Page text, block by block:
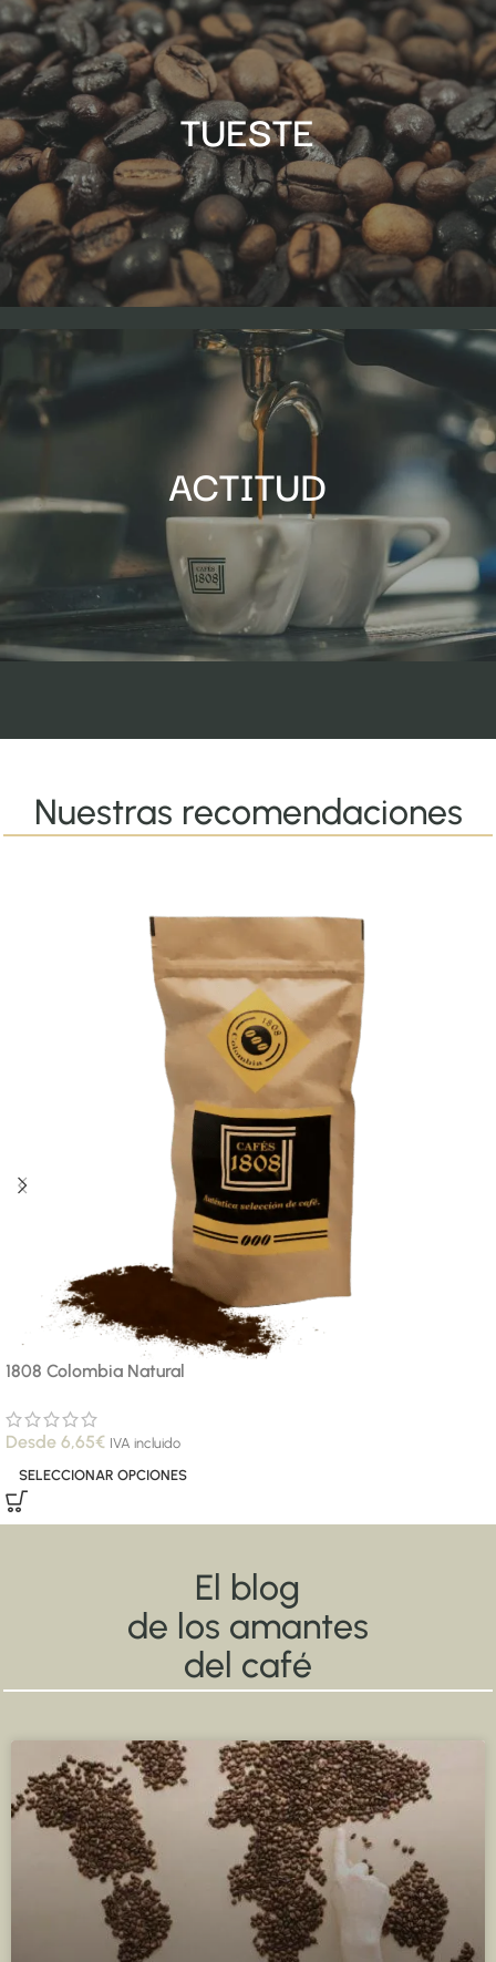
TUESTE
TUESTE
El tueste del café 1808 es100% natural . Nuestro
equipo controla la temperatura y el tiempo de
tostado de formaartesanal para asegurar que se
conservan y potencian todas laspropiedades y
beneficios del café.
ACTITUD
ACTITUD
En Cafés 1808 creemos en la naturalidad y en el
trabajo hecho con mimo y respeto.Apostamos por
producción sostenible y consciente,prestando
atención a cada detalle para
cuidar a nuestros
clientes, trabajadores y proveedores.
Nuestras recomendaciones
1808 Colombia Natural
Desde 6,65€ IVA incluido
SELECCIONAR OPCIONES
El blog
de los amantes
del café